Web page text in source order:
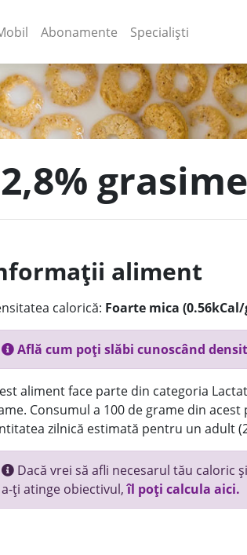
(current)
Abonamente Specialiști
aliment
calorică: Foarte mica (0.56kCal/
Află cum poți slăbi cunoscând
aliment face parte din categoria
Consumul a 100 de grame din
zilnică estimată pentru un adult
Dacă vrei să afli necesarul tău caloric
a-ți atinge obiectivul,îl poți calcula aici.